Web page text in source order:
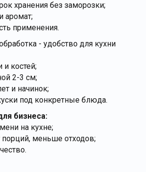
хранения без заморозки;
аромат;
применения.
- удобство для кухни
костей;
2-3 см;
и начинок;
под конкретные блюда.
бизнеса:
на кухне;
порций, меньше отходов;